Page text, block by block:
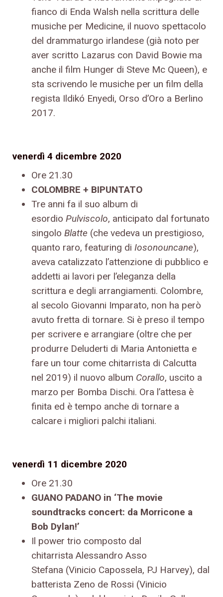
fianco di Enda Walsh nella scrittura delle
musiche per Medicine, il nuovo spettacolo
del drammaturgo irlandese (già noto per
aver scritto Lazarus con David Bowie ma
anche il film Hunger di Steve Mc Queen), e
sta scrivendo le musiche per un film della
regista Ildikó Enyedi, Orso d’Oro a Berlino
2017.
venerdì 4 dicembre 2020
Ore 21.30
COLOMBRE + BIPUNTATO
Tre anni fa il suo album di
esordio Pulviscolo, anticipato dal fortunato
singolo Blatte (che vedeva un prestigioso,
quanto raro, featuring di Iosonouncane),
aveva catalizzato l’attenzione di pubblico e
addetti ai lavori per l’eleganza della
scrittura e degli arrangiamenti. Colombre,
al secolo Giovanni Imparato, non ha però
avuto fretta di tornare. Si è preso il tempo
per scrivere e arrangiare (oltre che per
produrre Deluderti di Maria Antonietta e
fare un tour come chitarrista di Calcutta
nel 2019) il nuovo album Corallo, uscito a
marzo per Bomba Dischi. Ora l’attesa è
finita ed è tempo anche di tornare a
calcare i migliori palchi italiani.
venerdì 11 dicembre 2020
Ore 21.30
GUANO PADANO in ‘The movie
soundtracks concert: da Morricone a
Bob Dylan!’
Il power trio composto dal
chitarrista Alessandro Asso
Stefana (Vinicio Capossela, PJ Harvey), dal
batterista Zeno de Rossi (Vinicio